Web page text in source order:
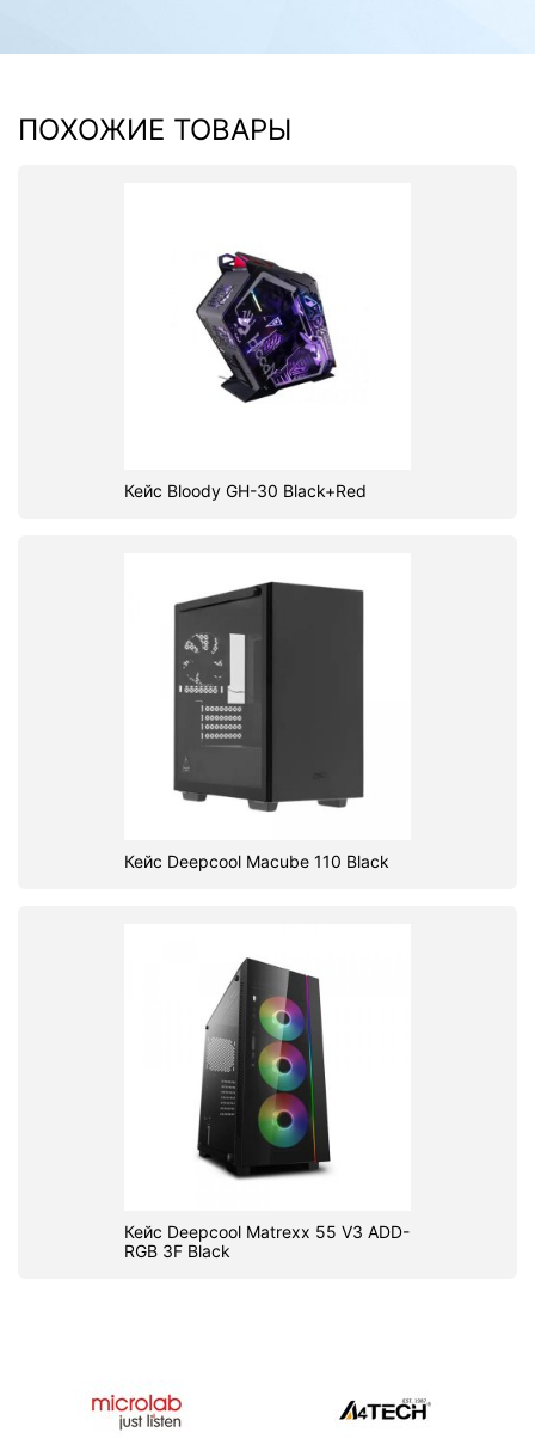
ПОХОЖИЕ ТОВАРЫ
Кейс Bloody GH-30 Black+Red
Кейс Deepcool Macube 110 Black
Кейс Deepcool Matrexx 55 V3 ADD-
RGB 3F Black